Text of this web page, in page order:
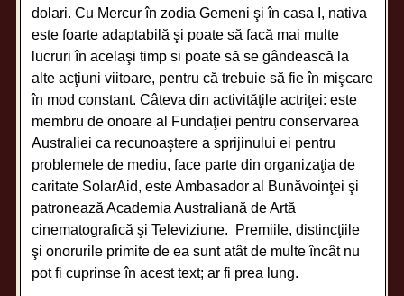
dolari. Cu Mercur în zodia Gemeni şi în casa I, nativa
este foarte adaptabilă şi poate să facă mai multe
lucruri în acelaşi timp si poate să se gândească la
alte acţiuni viitoare, pentru că trebuie să fie în mişcare
în mod constant. Câteva din activităţile actriţei: este
membru de onoare al Fundaţiei pentru conservarea
Australiei ca recunoaştere a sprijinului ei pentru
problemele de mediu, face parte din organizaţia de
caritate SolarAid, este Ambasador al Bunăvoinţei şi
patronează Academia Australiană de Artă
cinematografică şi Televiziune. Premiile, distincţiile
şi onorurile primite de ea sunt atât de multe încât nu
pot fi cuprinse în acest text; ar fi prea lung.